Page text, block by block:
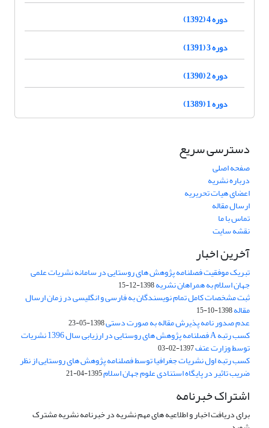
دوره 4 (1392)
دوره 3 (1391)
دوره 2 (1390)
دوره 1 (1389)
دسترسی سریع
صفحه اصلی
درباره نشریه
اعضای هیات تحریریه
ارسال مقاله
تماس با ما
نقشه سایت
آخرین اخبار
تبریک موفقیت فصلنامه پژوهش های روستایی در سامانه نشریات علمی
جهان اسلام به همراهان نشریه1398-12-15
ثبت مشخصات کامل تمام نویسندگان به فارسی و انگلیسی در زمان ارسال
مقاله1398-10-15
عدم صدور نامه پذیرش مقاله به صورت دستی1398-05-23
کسب رتبه A فصلنامه پژوهش های روستایی در ارزیابی سال 1396 نشریات
توسط وزارت عتف1397-02-03
کسب رتبه اول نشریات جغرافیا توسط فصلنامه پژوهش های روستایی از نظر
ضریب تاثیر در پایگاه استنادی علوم جهان اسلام1395-04-21
اشتراک خبرنامه
برای دریافت اخبار و اطلاعیه های مهم نشریه در خبرنامه نشریه مشترک